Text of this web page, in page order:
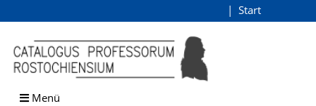
Browsen
direkt zum Inhalt
Start
Menü